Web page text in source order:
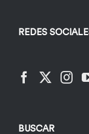
REDES
BUSCAR